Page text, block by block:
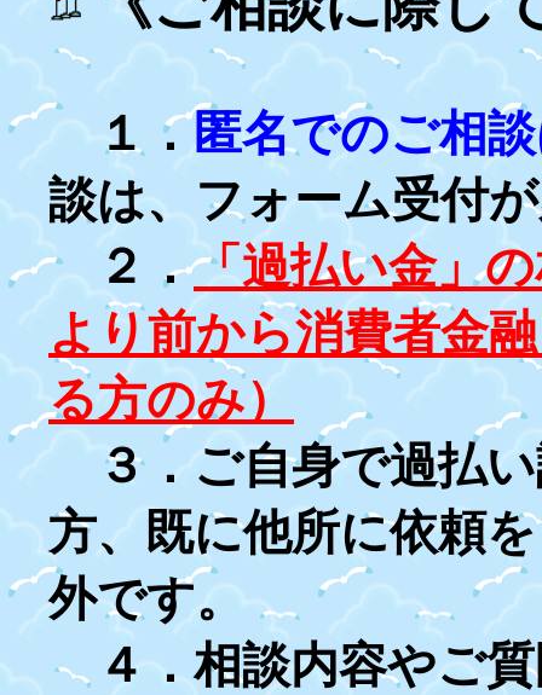
１．匿名でのご相
談は、フォーム受付
２．「過払い金」
より前から消費者金
る方のみ）
３．ご自身で過払
方、既に他所に依頼
外です。
４．相談内容やご質